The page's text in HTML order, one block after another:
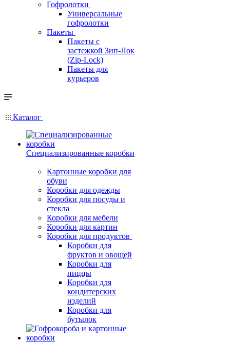
Гофролотки
Универсальные
гофролотки
Пакеты
Пакеты с
застежкой Зип-Лок
(Zip-Lock)
Пакеты для
курьеров
Каталог
Специализированные коробки
Картонные коробки для
обуви
Коробки для одежды
Коробки для посуды и
стекла
Коробки для мебели
Коробки для картин
Коробки для продуктов
Коробки для
фруктов и овощей
Коробки для
пиццы
Коробки для
кондитерских
изделий
Коробки для
бутылок